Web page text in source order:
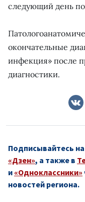
следующий день
окончательные
инфекция» после
диагностики.
Подписывайтесь на
«Дзен», а также в
и «Одноклассники»
новостей региона.